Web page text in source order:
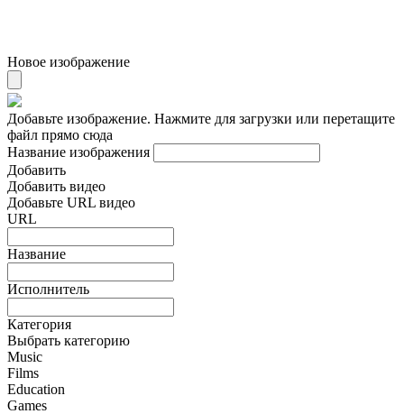
Новое изображение
Добавьте изображение. Нажмите для загрузки или перетащите
файл прямо сюда
Название изображения
Добавить
Добавить видео
Добавьте URL видео
URL
Название
Исполнитель
Категория
Выбрать категорию
Music
Films
Education
Games